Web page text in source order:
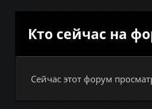
Кто сейчас на
Сейчас этот форум